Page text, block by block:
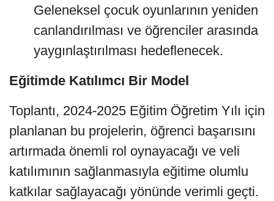
Geleneksel çocuk oyunlarının yeniden
canlandırılması ve öğrenciler arasında
yaygınlaştırılması hedeflenecek.
Eğitimde Katılımcı Bir Model
Toplantı, 2024-2025 Eğitim Öğretim Yılı için
planlanan bu projelerin, öğrenci başarısını
artırmada önemli rol oynayacağı ve veli
katılımının sağlanmasıyla eğitime olumlu
katkılar sağlayacağı yönünde verimli geçti.